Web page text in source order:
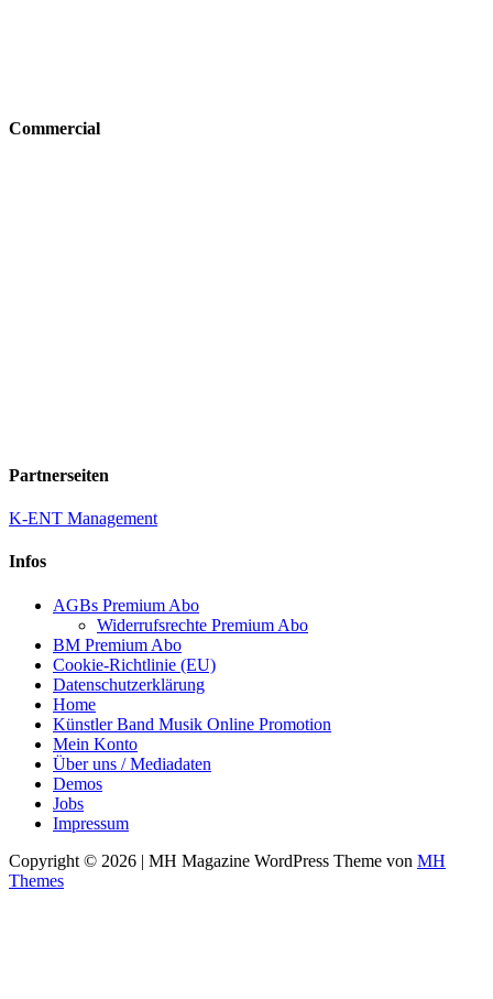
Commercial
Partnerseiten
K-ENT Management
Infos
AGBs Premium Abo
Widerrufsrechte Premium Abo
BM Premium Abo
Cookie-Richtlinie (EU)
Datenschutzerklärung
Home
Künstler Band Musik Online Promotion
Mein Konto
Über uns / Mediadaten
Demos
Jobs
Impressum
Copyright © 2026 | MH Magazine WordPress Theme von MH
Themes